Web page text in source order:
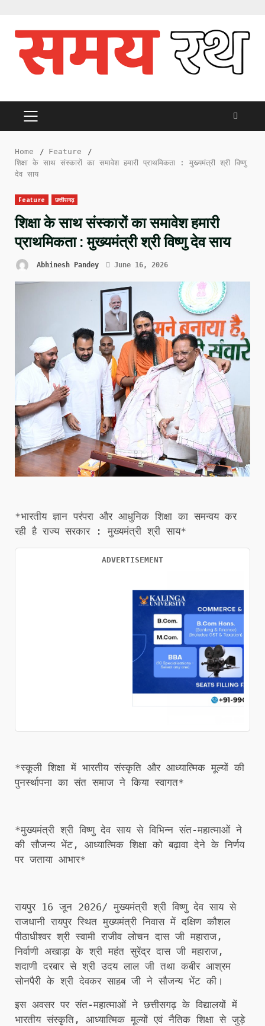
content
PRIMARY
Home
Feature
शिक्षा के साथ संस्कारों का समावेश हमारी प्राथमिकता : मुख्यमंत्री श्री विष्णु
देव साय
Feature छत्तीसगढ़
शिक्षा के साथ संस्कारों का समावेश हमारी
प्राथमिकता : मुख्यमंत्री श्री विष्णु देव साय
Abhinesh Pandey June 16, 2026
*भारतीय ज्ञान परंपरा और आधुनिक शिक्षा का समन्वय कर
रही है राज्य सरकार : मुख्यमंत्री श्री साय*
ADVERTISEMENT
*स्कूली शिक्षा में भारतीय संस्कृति और आध्यात्मिक मूल्यों की
पुनर्स्थापना का संत समाज ने किया स्वागत*
*मुख्यमंत्री श्री विष्णु देव साय से विभिन्न संत-महात्माओं ने
की सौजन्य भेंट, आध्यात्मिक शिक्षा को बढ़ावा देने के निर्णय
पर जताया आभार*
रायपुर 16 जून 2026/ मुख्यमंत्री श्री विष्णु देव साय से
राजधानी रायपुर स्थित मुख्यमंत्री निवास में दक्षिण कौशल
पीठाधीश्वर श्री स्वामी राजीव लोचन दास जी महाराज,
निर्वाणी अखाड़ा के श्री महंत सुरेंद्र दास जी महाराज,
शदाणी दरबार से श्री उदय लाल जी तथा कबीर आश्रम
सोनपैरी के श्री देवकर साहब जी ने सौजन्य भेंट की।
इस अवसर पर संत-महात्माओं ने छत्तीसगढ़ के विद्यालयों में
भारतीय संस्कृति, आध्यात्मिक मूल्यों एवं नैतिक शिक्षा से जुड़े